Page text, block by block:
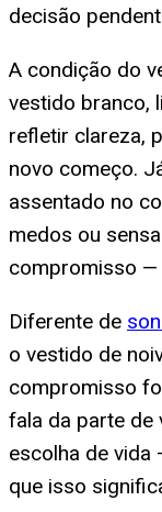
decisão
A condição do
vestido branco,
refletir clareza,
novo começo.
assentado no
medos ou
compromisso —
Diferente de
o vestido de
compromisso
fala da parte de
escolha de vida
que isso